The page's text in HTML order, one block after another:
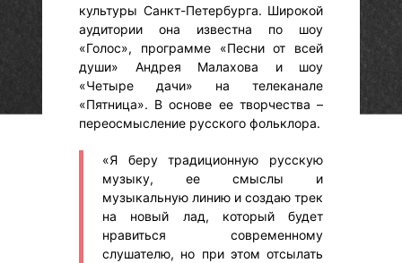
культуры Санкт-Петербурга. Широкой
аудитории она известна по шоу
«Голос», программе «Песни от всей
души» Андрея Малахова и шоу
«Четыре дачи» на телеканале
«Пятница». В основе ее творчества –
переосмысление русского фольклора.
«Я беру традиционную русскую
музыку, ее смыслы и
музыкальную линию и создаю трек
на новый лад, который будет
нравиться современному
слушателю, но при этом отсылать